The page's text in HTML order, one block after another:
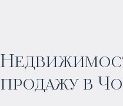
продажу в
Прогнозируемый доход:
5% годовых